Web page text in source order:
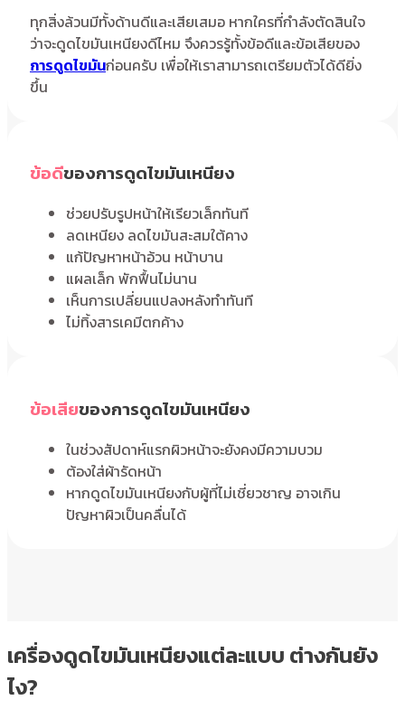
ทุกสิ่งล้วนมีทั้งด้านดีและเสียเสมอ หากใครที่กำลังตัดสินใจ
ว่าจะดูดไขมันเหนียงดีไหม จึงควรรู้ทั้งข้อดีและข้อเสียของ
การดูดไขมันก่อนครับ เพื่อให้เราสามารถเตรียมตัวได้ดียิ่ง
ขึ้น
ข้อดีของการดูดไขมันเหนียง
ช่วยปรับรูปหน้าให้เรียวเล็กทันที
ลดเหนียง ลดไขมันสะสมใต้คาง
แก้ปัญหาหน้าอ้วน หน้าบาน
แผลเล็ก พักฟื้นไม่นาน
เห็นการเปลี่ยนแปลงหลังทำทันที
ไม่ทิ้งสารเคมีตกค้าง
ข้อเสียของการดูดไขมันเหนียง
ในช่วงสัปดาห์แรกผิวหน้าจะยังคงมีความบวม
ต้องใส่ผ้ารัดหน้า
หากดูดไขมันเหนียงกับผู้ที่ไม่เชี่ยวชาญ อาจเกิน
ปัญหาผิวเป็นคลื่นได้
เครื่องดูดไขมันเหนียงแต่ละแบบ ต่างกันยัง
ไง?